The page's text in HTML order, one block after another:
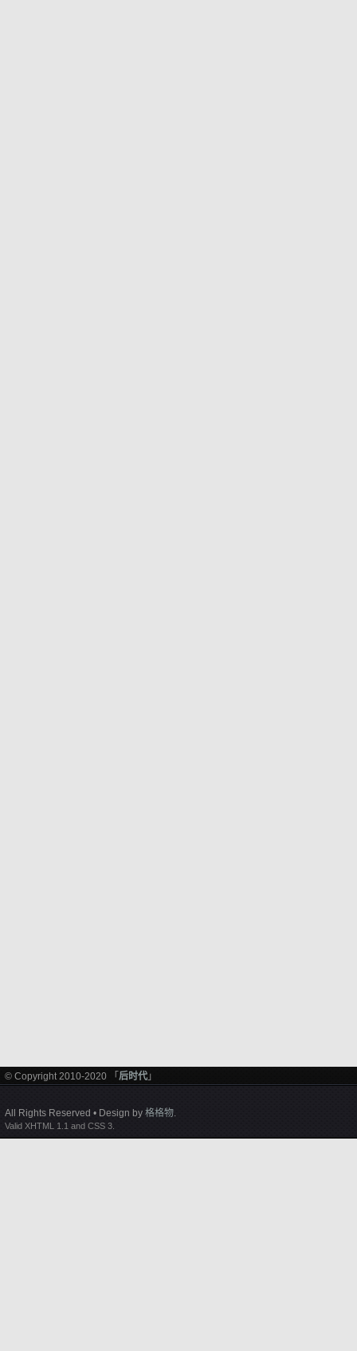
© Copyright 2010-2020 「 后时代 」
All Rights Reserved • Design by 格格物.
Valid XHTML 1.1 and CSS 3.